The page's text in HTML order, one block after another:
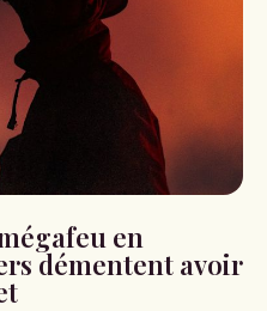
en
démentent avoir